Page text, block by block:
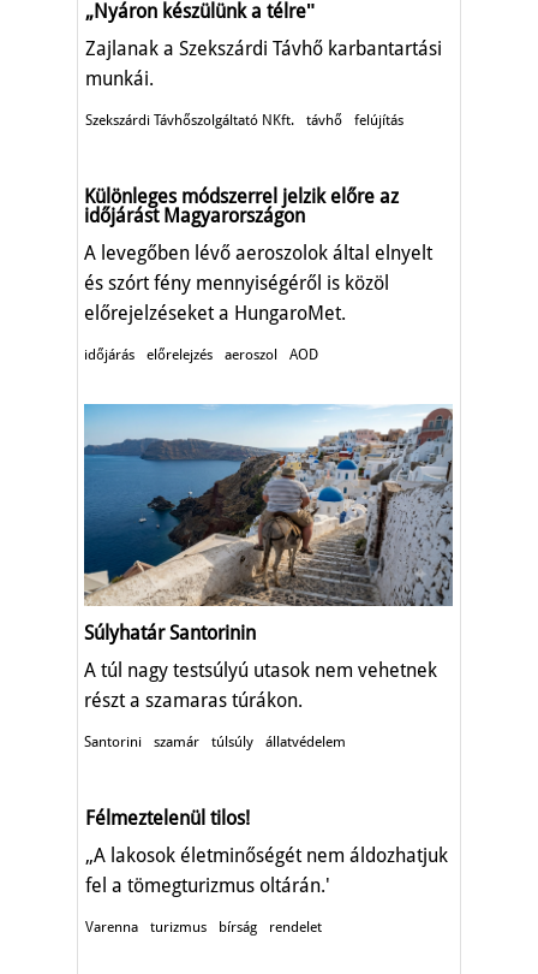
„Nyáron készülünk a télreʺ
Zajlanak a Szekszárdi Távhő karbantartási
munkái.
Szekszárdi Távhőszolgáltató NKft. távhő felújítás
Különleges módszerrel jelzik előre az
időjárást Magyarországon
A levegőben lévő aeroszolok által elnyelt
és szórt fény mennyiségéről is közöl
előrejelzéseket a HungaroMet.
időjárás előrelejzés aeroszol AOD
Súlyhatár Santorinin
A túl nagy testsúlyú utasok nem vehetnek
részt a szamaras túrákon.
Santorini szamár túlsúly állatvédelem
Félmeztelenül tilos!
„A lakosok életminőségét nem áldozhatjuk
fel a tömegturizmus oltárán.'
Varenna turizmus bírság rendelet